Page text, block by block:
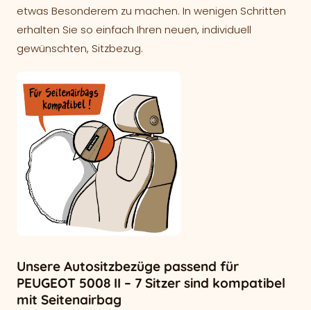
etwas Besonderem zu machen. In wenigen Schritten
erhalten Sie so einfach Ihren neuen, individuell
gewünschten, Sitzbezug.
Unsere Autositzbezüge passend für
PEUGEOT 5008 II – 7 Sitzer sind kompatibel
mit Seitenairbag